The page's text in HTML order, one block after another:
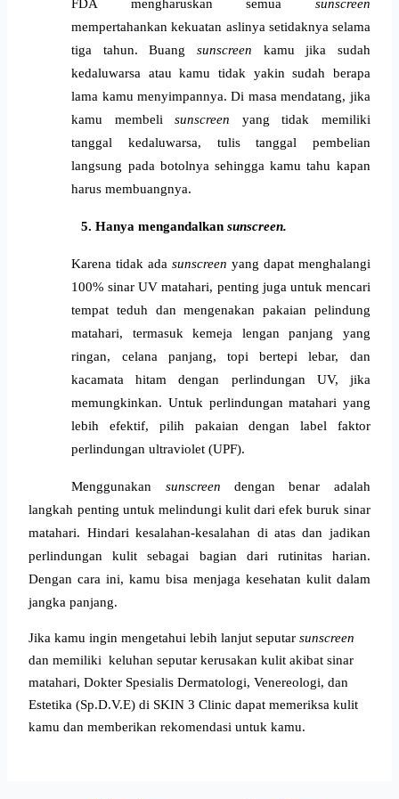
FDA mengharuskan semua sunscreen
mempertahankan kekuatan aslinya setidaknya selama
tiga tahun. Buang sunscreen kamu jika sudah
kedaluwarsa atau kamu tidak yakin sudah berapa
lama kamu menyimpannya. Di masa mendatang, jika
kamu membeli sunscreen yang tidak memiliki
tanggal kedaluwarsa, tulis tanggal pembelian
langsung pada botolnya sehingga kamu tahu kapan
harus membuangnya.
Hanya mengandalkan sunscreen.
Karena tidak ada sunscreen yang dapat menghalangi
100% sinar UV matahari, penting juga untuk mencari
tempat teduh dan mengenakan pakaian pelindung
matahari, termasuk kemeja lengan panjang yang
ringan, celana panjang, topi bertepi lebar, dan
kacamata hitam dengan perlindungan UV, jika
memungkinkan. Untuk perlindungan matahari yang
lebih efektif, pilih pakaian dengan label faktor
perlindungan ultraviolet (UPF).
Menggunakan sunscreen dengan benar adalah
langkah penting untuk melindungi kulit dari efek buruk sinar
matahari. Hindari kesalahan-kesalahan di atas dan jadikan
perlindungan kulit sebagai bagian dari rutinitas harian.
Dengan cara ini, kamu bisa menjaga kesehatan kulit dalam
jangka panjang.
Jika kamu ingin mengetahui lebih lanjut seputarsunscreen
dan memiliki keluhan seputar kerusakan kulit akibat sinar
matahari, Dokter Spesialis Dermatologi, Venereologi, dan
Estetika (Sp.D.V.E) di SKIN 3 Clinic dapat memeriksa kulit
kamu dan memberikan rekomendasi untuk kamu.